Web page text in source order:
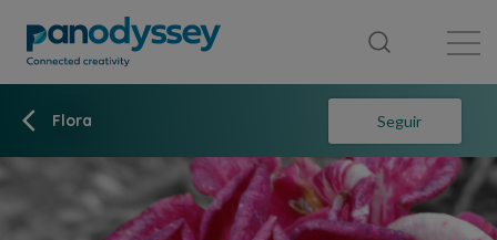
Flora Seguir